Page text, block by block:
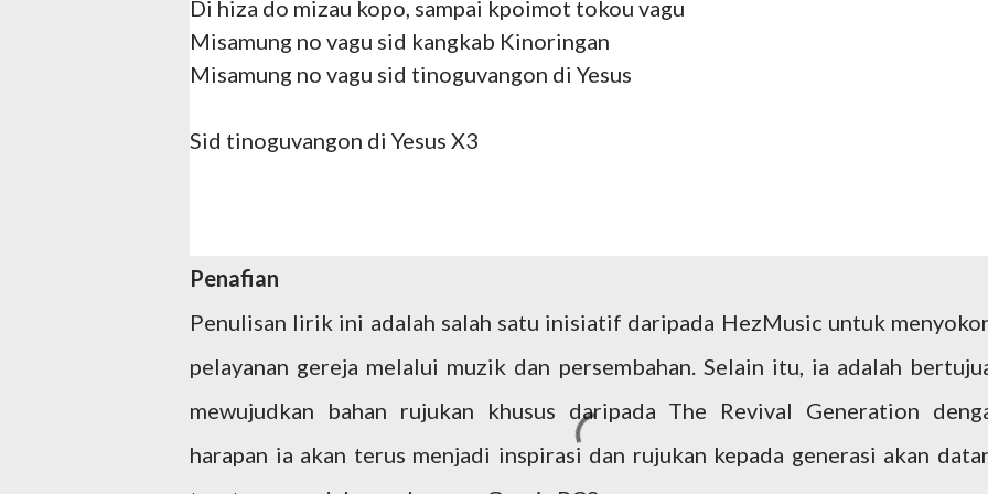
Di hiza do mizau kopo, sampai kpoimot tokou vagu
Misamung no vagu sid kangkab Kinoringan
Misamung no vagu sid tinoguvangon di Yesus
Sid tinoguvangon di Yesus X3
Penafian
Penulisan lirik ini adalah salah satu inisiatif daripada HezMusic untuk
pelayanan gereja melalui muzik dan persembahan. Selain itu, ia adalah
mewujudkan bahan rujukan khusus daripada The Revival Generation
harapan ia akan terus menjadi inspirasi dan rujukan kepada generasi akan